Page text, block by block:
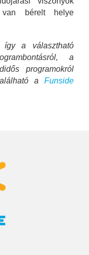
bérelt helye
így a választható
a
programokról
a Funside